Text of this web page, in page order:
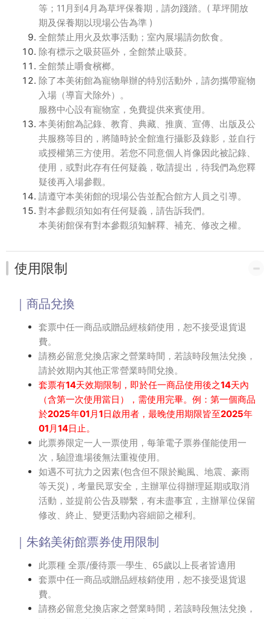
等；11月到4月為草坪保養期，請勿踐踏。( 草坪開放
期及保養期以現場公告為準 )
全館禁止用火及炊事活動；室內展場請勿飲食。
除有標示之吸菸區外，全館禁止吸菸。
全館禁止嚼食檳榔。
除了本美術館為寵物舉辦的特別活動外，請勿攜帶寵物
入場（導盲犬除外）。
服務中心設有寵物室，免費提供來賓使用。
本美術館為記錄、教育、典藏、推廣、宣傳、出版及公
共服務等目的，將隨時於全館進行攝影及錄影，並自行
或授權第三方使用。若您不同意個人肖像因此被記錄、
使用，或對此存有任何疑義，敬請提出，待我們為您釋
疑後再入場參觀。
請遵守本美術館的現場公告並配合館方人員之引導。
對本參觀須知如有任何疑義，請告訴我們。
本美術館保有對本參觀須知解釋、補充、修改之權。
使用限制
｜商品兌換
套票中任一商品或贈品經核銷使用，恕不接受退貨退
費。
請務必留意兌換店家之營業時間，若該時段無法兌換，
請於效期內其他正常營業時間兌換。
套票有14天效期限制，即於任一商品使用後之14天內
（含第一次使用當日），需使用完畢。例：第一個商品
於2025年01月1日啟用者，最晚使用期限皆至2025年
01月14日止。
此票券限定一人一票使用，每筆電子票券僅能使用一
次，驗證進場後無法重複使用。
如遇不可抗力之因素(包含但不限於颱風、地震、豪雨
等天災)，考量民眾安全，主辦單位得辦理延期或取消
活動，並提前公告及聯繫，有未盡事宜，主辦單位保留
修改、終止、變更活動內容細節之權利。
｜朱銘美術館票券使用限制
此票種 全票/優待票─學生、65歲以上長者皆適用
套票中任一商品或贈品經核銷使用，恕不接受退貨退
費。
請務必留意兌換店家之營業時間，若該時段無法兌換，